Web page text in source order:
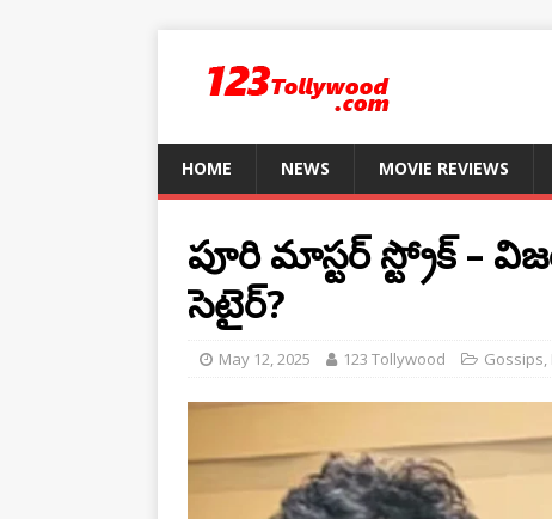
HOME NEWS MOVIE REVIEWS
పూరి మాస్టర్ స్ట్రోక్
సెటైర్?
May 12, 2025 123 Tollywood Gossips,